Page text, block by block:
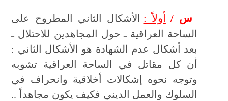
س / أولاً : الأشكال الثاني المطروح على
الساحة العراقية ـ حول المجاهدين للاحتلال ـ
بعد أشكال عدم الشهادة هو الأشكال الثاني :
أن كل مقاتل في الساحة العراقية تشوبه
وتوجه نحوه إشكالات أخلاقية وانحراف في
السلوك والعمل الديني فكيف يكون مجاهداً ..